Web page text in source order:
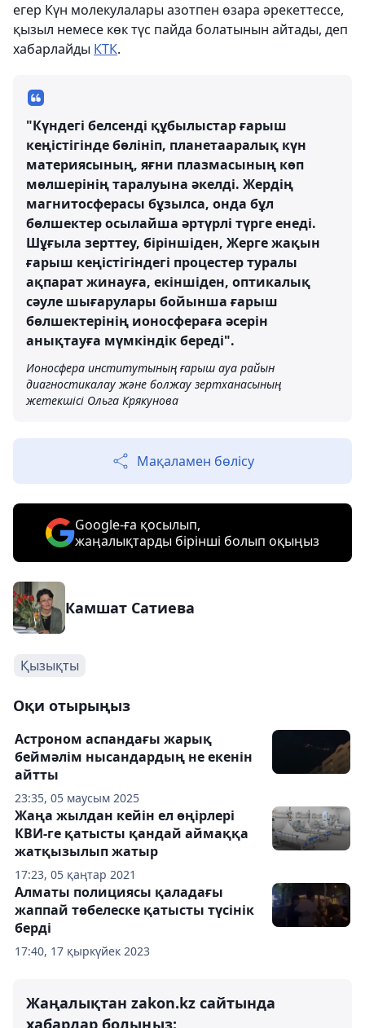
егер Күн молекулалары азотпен өзара әрекеттессе,
қызыл немесе көк түс пайда болатынын айтады, деп
хабарлайды КТК.
"Күндегі белсенді құбылыстар ғарыш
кеңістігінде бөлініп, планетааралық күн
материясының, яғни плазмасының көп
мөлшерінің таралуына әкелді. Жердің
магнитосферасы бұзылса, онда бұл
бөлшектер осылайша әртүрлі түрге енеді.
Шұғыла зерттеу, біріншіден, Жерге жақын
ғарыш кеңістігіндегі процестер туралы
ақпарат жинауға, екіншіден, оптикалық
сәуле шығарулары бойынша ғарыш
бөлшектерінің ионосфераға әсерін
анықтауға мүмкіндік береді".
Ионосфера институтының ғарыш ауа райын
диагностикалау және болжау зертханасының
жетекшісі Ольга Крякунова
Мақаламен бөлісу
Google-ға қосылып,
жаңалықтарды бірінші болып оқыңыз
Камшат Сатиева
Қызықты
Оқи отырыңыз
23:35, 05 маусым 2025
Астроном аспандағы жарық
беймәлім нысандардың не екенін
айтты
17:23, 05 қаңтар 2021
Жаңа жылдан кейін ел өңірлері
КВИ-ге қатысты қандай аймаққа
жатқызылып жатыр
17:40, 17 қыркүйек 2023
Алматы полициясы қаладағы
жаппай төбелеске қатысты түсінік
берді
Жаңалықтан zakon.kz сайтында
хабардар болыңыз: